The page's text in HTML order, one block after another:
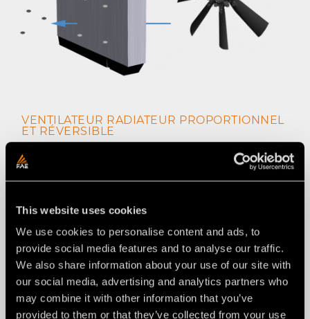
This website uses cookies
We use cookies to personalise content and ads, to
provide social media features and to analyse our traffic.
We also share information about your use of our site with
our social media, advertising and analytics partners who
may combine it with other information that you’ve
provided to them or that they’ve collected from your use
VENTILATEUR RADIATEUR PROPORTIONNEL
ET RÉVERSIBLE